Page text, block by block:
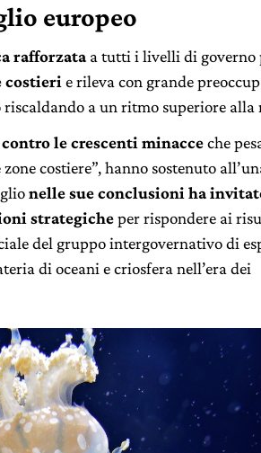
europeo
rafforzata a tutti i livelli di governo
costieri e rileva con grande
a un ritmo superiore alla
le crescenti minacceche
costiere”, hanno sostenuto
nelle sue conclusioni ha
strategicheper rispondere ai
del gruppo intergovernativo di
di oceani e criosfera nell’era dei